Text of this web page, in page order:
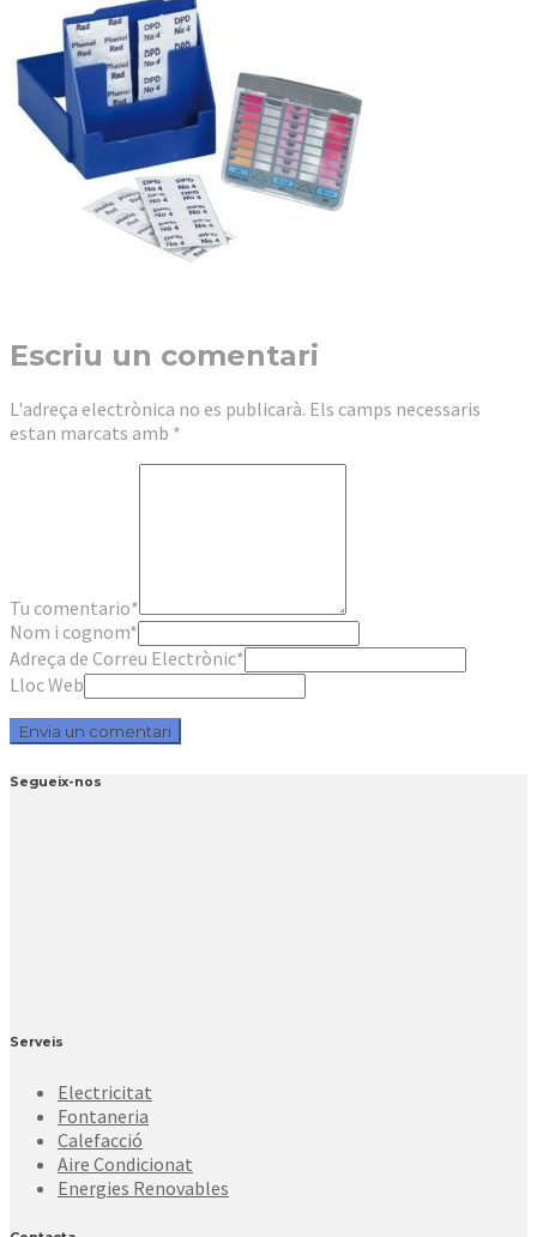
Escriu un comentari
L'adreça electrònica no es publicarà. Els camps necessaris
estan marcats amb *
Tu comentario*
Nom i cognom*
Adreça de Correu Electrònic*
Lloc Web
Segueix-nos
Serveis
Electricitat
Fontaneria
Calefacció
Aire Condicionat
Energies Renovables